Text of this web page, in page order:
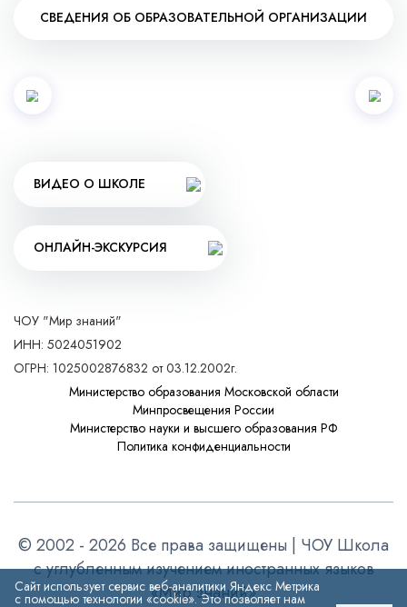
СВЕДЕНИЯ ОБ ОБРАЗОВАТЕЛЬНОЙ ОРГАНИЗАЦИИ
ВИДЕО О ШКОЛЕ
ОНЛАЙН-ЭКСКУРСИЯ
ЧОУ "Мир знаний"
ИНН: 5024051902
ОГРН: 1025002876832 от 03.12.2002г.
Министерство образования Московской области
Минпросвещения России
Министерство науки и высшего образования РФ
Политика конфиденциальности
© 2002 - 2026 Все права защищены | ЧОУ Школа
с углубленным изучением иностранных языков
«Мир знаний»
Сайт использует сервис веб-аналитики Яндекс Метрика
с помощью технологии «cookie». Это позволяет нам